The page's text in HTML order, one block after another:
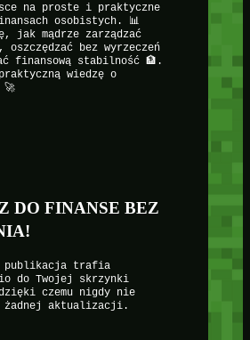
na proste i praktyczne
osobistych. 📊
jak mądrze zarządzać
oszczędzać bez wyrzeczeń
finansową stabilność 🏦.
wiedzę o
DO FINANSE BEZ
publikacja trafia
do Twojej skrzynki
czemu nigdy nie
żadnej aktualizacji.